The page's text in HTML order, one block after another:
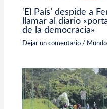
‘El País’ despide a
llamar al diario
de la democracia»
Dejar un comentario / Mundo